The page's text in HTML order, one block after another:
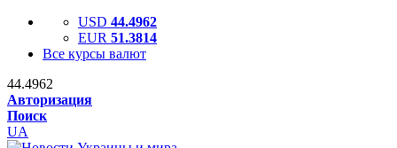
USD 44.4962
EUR 51.3814
Все курсы валют
44.4962
Авторизация
Поиск
UA